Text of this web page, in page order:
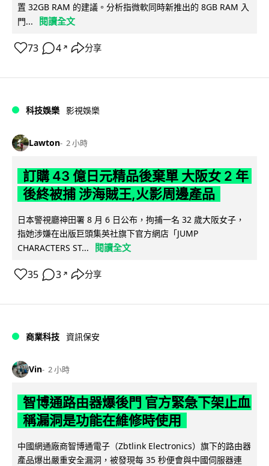
置 32GB RAM 的建議。分析指微軟同時新推出的 8GB RAM 入
門...
閱讀全文
73 4 ↗ 分享
科技娛樂 影視娛樂
Lawton 2 小時
訂購 43 億日元精品後棄單 大阪女 2 年
後終被捕 涉海賊王,火影周邊產品
日本警視廳神田署 8 月 6 日公布，拘捕一名 32 歲大阪女子，
指她涉嫌在出版巨頭集英社旗下官方網店「JUMP
CHARACTERS ST...
閱讀全文
35 3 ↗ 分享
商業科技 資訊保安
Vin 2 小時
智博通路由器爆後門 官方緊急下架止血
稱漏洞是功能在維修時使用
中國網通廠商智博通電子（Zbtlink Electronics）旗下的路由器
產品爆出嚴重安全漏洞，被發現每 35 秒便會與中國伺服器連